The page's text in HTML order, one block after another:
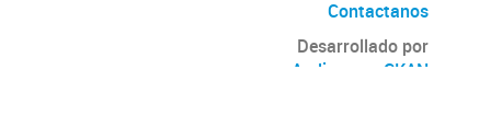
Contactanos
Desarrollado por
Andino
CKAN